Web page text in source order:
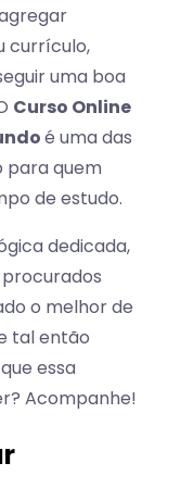
currículo,
uma boa
Curso Online
é uma das
para quem
de estudo.
dedicada,
o melhor de
tal então
essa
Acompanhe!